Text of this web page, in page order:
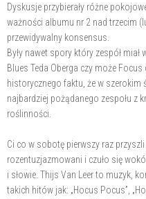
Dyskusje przybierały różne
ważności albumu nr 2 nad trzecim
przewidywalny konsensus.
Były nawet spory który zespół
Blues Teda Oberga czy może
historycznego faktu, że w szerokim
najbardziej pożądanego zespołu z
roślinności.
Ci co w sobotę pierwszy raz
rozentuzjazmowani i czuło się
i słowie. Thijs Van Leer to muzyk,
takich hitów jak: „Hocus Pocus”,